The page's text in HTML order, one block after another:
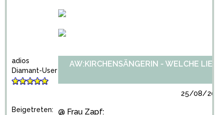
adios
Diamant-User
Beigetreten:
AW:KIRCHENSÄNGERIN - WELCHE
25/08/
@ Frau Zapf: